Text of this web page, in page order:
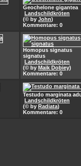
Geochelone gigantea
Landschildkröten
(© by John)
Kommentare: 0
Homopus signatus
signatus
Landschildkröten
(© by Maik Dobiey)
Kommentare: 0
Testudo marginata
Landschildkröten
(© by Radiata)
Kommentare: 0